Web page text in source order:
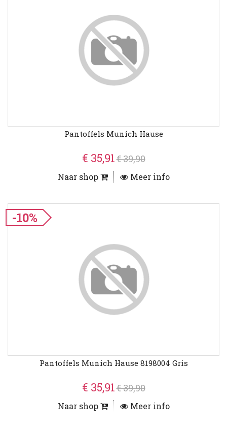
Pantoffels Munich Hause
€ 35,91€ 39,90
Naar shop Meer info
-10%
Pantoffels Munich Hause 8198004 Gris
€ 35,91€ 39,90
Naar shop Meer info